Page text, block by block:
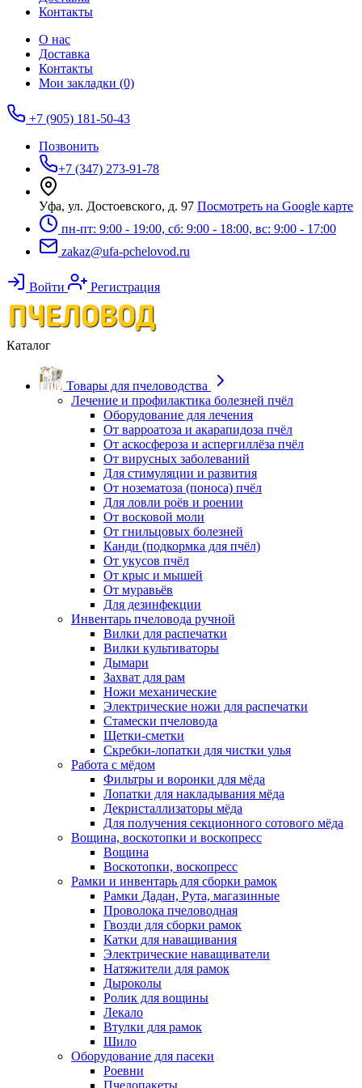
Контакты
О нас
Доставка
Контакты
Мои закладки (0)
+7 (905) 181-50-43
Позвонить
+7 (347) 273-91-78
Уфа, ул. Достоевского, д. 97 Посмотреть на Google карте
пн-пт: 9:00 - 19:00, сб: 9:00 - 18:00, вс: 9:00 - 17:00
zakaz@ufa-pchelovod.ru
Войти Регистрация
Каталог
Товары для пчеловодства
Лечение и профилактика болезней пчёл
Оборудование для лечения
От варроатоза и акарапидоза пчёл
От аскосфероза и аспергиллёза пчёл
От вирусных заболеваний
Для стимуляции и развития
От нозематоза (поноса) пчёл
Для ловли роёв и роении
От восковой моли
От гнильцовых болезней
Канди (подкормка для пчёл)
От укусов пчёл
От крыс и мышей
От муравьёв
Для дезинфекции
Инвентарь пчеловода ручной
Вилки для распечатки
Вилки культиваторы
Дымари
Захват для рам
Ножи механические
Электрические ножи для распечатки
Стамески пчеловода
Щетки-сметки
Скребки-лопатки для чистки улья
Работа с мёдом
Фильтры и воронки для мёда
Лопатки для накладывания мёда
Декристаллизаторы мёда
Для получения секционного сотового мёда
Вощина, воскотопки и воскопресс
Вощина
Воскотопки, воскопресс
Рамки и инвентарь для сборки рамок
Рамки Дадан, Рута, магазинные
Проволока пчеловодная
Гвозди для сборки рамок
Катки для наващивания
Электрические наващиватели
Натяжители для рамок
Дыроколы
Ролик для вощины
Лекало
Втулки для рамок
Шило
Оборудование для пасеки
Роевни
Пчелопакеты